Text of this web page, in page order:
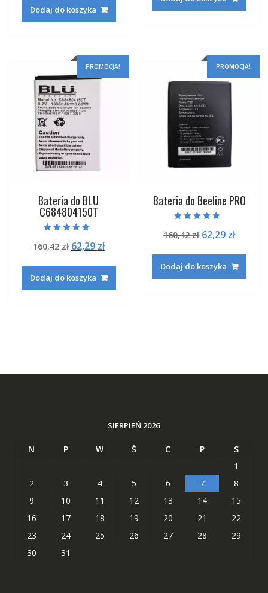
wynosiła:
233,22 zł.88,29 zł.
Dodaj do koszyka 191,22 zł.73,29
PROMOCJA!
Bateria do BLU
C684804150T
5.00
na 5
160,42zł Pierwotna
wynosiła:
160,42 zł.
62,29 złAktualna
62,29 zł.
Dodaj do koszyka
PROMOCJA!
Bateria do Beeline PRO
4.50
na 5
160,42zł Pierwotna
wynosiła:
160,42 zł.
62,29 zł
62,29
Dodaj do koszyka
SIERPIEŃ 2026
N P W Ś C P
S
1
2
3 4 5 6 7
8
9
10 11 12 13 14
15
16
17 18 19 20 21
22
23
24 25 26 27 28
29
30
31